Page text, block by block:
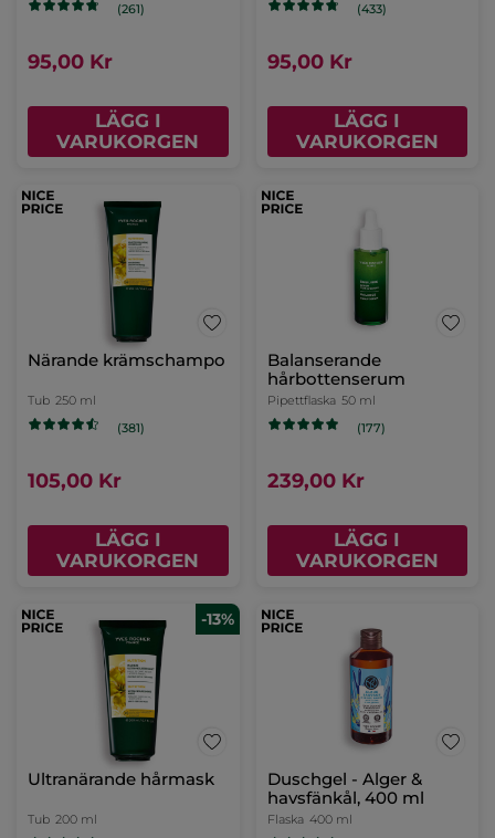
(261)
95,00 Kr
LÄGG I
VARUKORGEN
(433)
95,00 Kr
LÄGG I
VARUKORGEN
Närande krämschampo
Tub 250 ml
(381)
105,00 Kr
LÄGG I
VARUKORGEN
Balanserande
hårbottenserum
Pipettflaska 50 ml
(177)
239,00 Kr
LÄGG I
VARUKORGEN
-13%
Ultranärande hårmask
Tub 200 ml
Duschgel - Alger &
havsfänkål, 400 ml
Flaska 400 ml